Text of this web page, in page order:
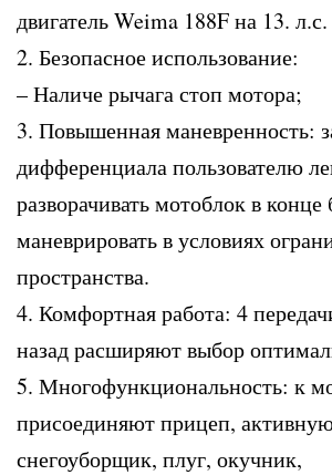
двигатель Weima 188F на 13. л.с.
2. Безопасное использование:
– Наличе рычага стоп мотора;
3. Повышенная маневренность:
дифференциала пользователю
разворачивать мотоблок в конце
маневрировать в условиях
пространства.
4. Комфортная работа: 4
назад расширяют выбор
5. Многофункциональность: к
присоединяют прицеп,
снегоуборщик, плуг, окучник,